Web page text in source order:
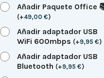
Añadir Paquete Office
(+49,00 €)
Añadir adaptador USB
WiFi 600mbps (+9,95 €)
Añadir adaptador USB
Bluetooth (+9,95 €)